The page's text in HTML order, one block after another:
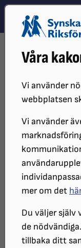
Våra
Vi använder
webbplatsen
Vi använder
mer om det
Du väljer själv
de
tillbaka ditt
Hoppa till innehåll
Hoppa till hitta
DISTRIKT
SRF
17 SEP
DATUM:
2026-09-17
PLATS:
ARRANGÖR:
SRF